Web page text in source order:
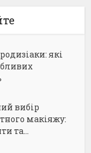
які
вибір
макіяжу:
та...